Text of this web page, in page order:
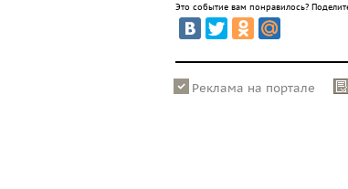
Это событие вам понравилось?
Реклама на портале